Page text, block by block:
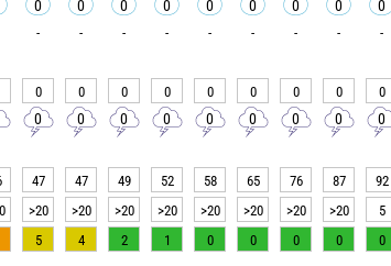
0 0 0 0 0 0 0 0 0
- - - - - - - - -
0 0 0 0 0 0 0 0 0
0 0 0 0 0 0 0 0 0
47 47 49 52 58 65 76 87 92
>20 >20 >20 >20 >20 >20 >20 >20 5
5 4 2 1 0 0 0 0 0